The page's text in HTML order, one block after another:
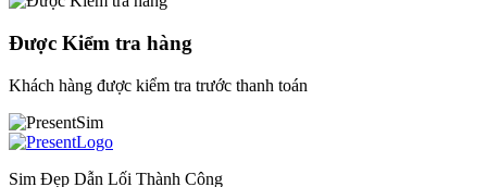
Được Kiểm tra hàng
Khách hàng được kiểm tra trước thanh toán
Sim Đẹp Dẫn Lối Thành Công